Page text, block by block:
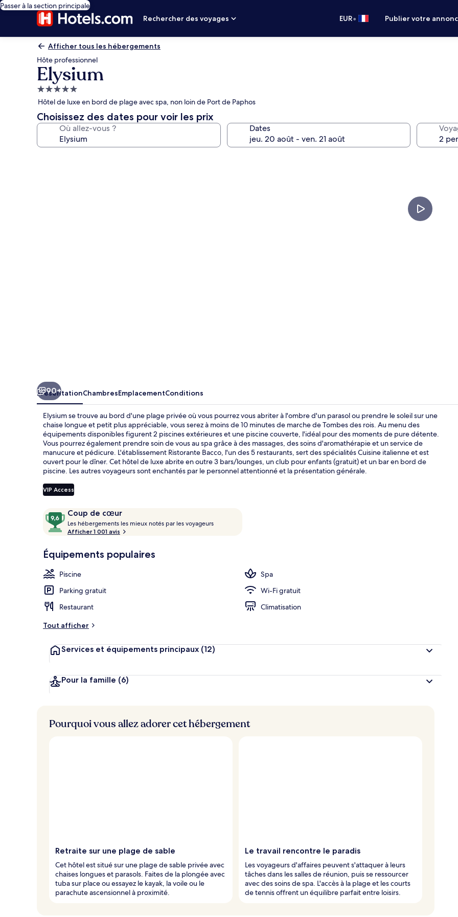
Passer à la section principale
Rechercher des voyages
EUR• Publier votre
Afficher tous les hébergements
Hôte professionnel
Elysium
Hébergement
5.0 étoiles
Hôtel de luxe en bord de plage avec spa, non loin de Port de Paphos
Choisissez des dates pour voir les prix
Où allez-vous ? Dates
Duplex
90+
PrésentationChambresEmplacementConditions
Elysium se trouve au bord d'une plage privée où vous pourrez vous abriter à l'ombre d'un parasol ou prendre le soleil sur une
chaise longue et petit plus appréciable, vous serez à moins de 10 minutes de marche de Tombes des rois. Au menu des
équipements disponibles figurent 2 piscines extérieures et une piscine couverte, l'idéal pour des moments de pure détente.
Vous pourrez également prendre soin de vous au spa grâce à des massages, des soins d'aromathérapie et un service de
manucure et pédicure. L'établissement Ristorante Bacco, l'un des 5 restaurants, sert des spécialités Cuisine italienne et est
ouvert pour le dîner. Cet hôtel de luxe abrite en outre 3 bars/lounges, un club pour enfants (gratuit) et un bar en bord de
piscine. Les autres voyageurs sont enchantés par le personnel attentionné et la présentation générale.
VIP Access
Avis
voyageurs
Coup de cœur
9,6
sur
10,
de
Les hébergements les mieux notés par les voyageurs
n
i
l
e
Afficher 1 001 avis
Équipements populaires
Piscine
Spa
Parking gratuit
Wi-Fi gratuit
Restaurant
Climatisation
Tout afficher
Services et équipements principaux (12)
Pour la famille (6)
Pourquoi vous allez adorer cet hébergement
Retraite sur une plage de sable
Cet hôtel est situé sur une plage de sable privée avec
chaises longues et parasols. Faites de la plongée avec
tuba sur place ou essayez le kayak, la voile ou le
parachute ascensionnel à proximité.
Le travail rencontre le paradis
Les voyageurs d'affaires peuvent s'attaquer à leurs
tâches dans les salles de réunion, puis se ressourcer
avec des soins de spa. L'accès à la plage et les courts
de tennis offrent un équilibre parfait entre loisirs.